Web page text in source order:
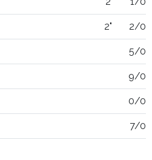
2" 2/0
5/0
9/0
0/0
7/0